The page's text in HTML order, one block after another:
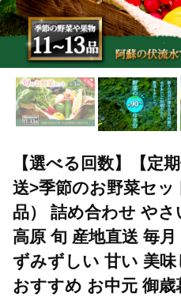
【選べる回数】【定
送>季節のお野菜セ
品） 詰め合わせ や
高原 旬 産地直送 毎
ずみずしい 甘い 美
おすすめ お中元 御歳